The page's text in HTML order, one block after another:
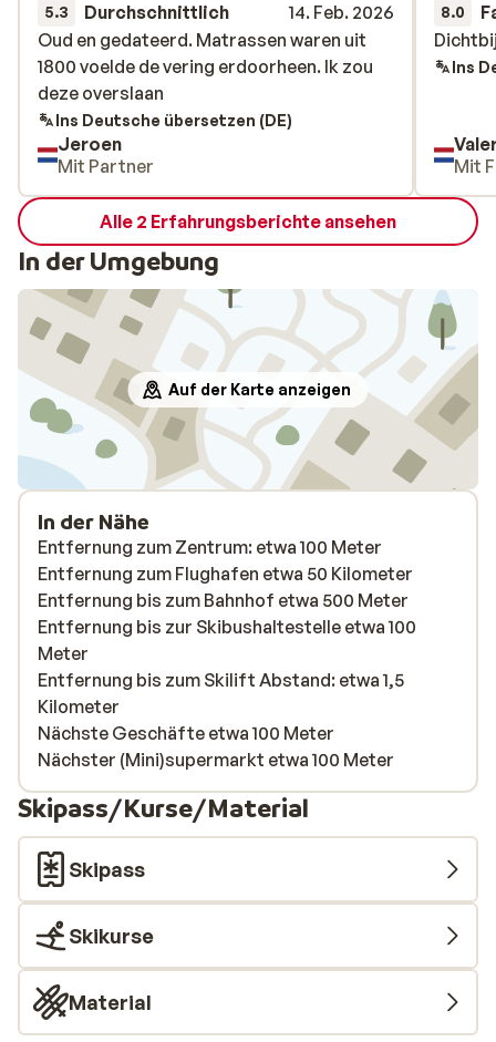
5.3 Durchschnittlich
14. Feb. 2026
Oud en gedateerd. Matrassen waren uit
1800 voelde de vering erdoorheen. Ik zou
deze overslaan
Oud en gedateerd. Matrassen waren uit
1800 voelde de vering erdoorheen. Ik zou
deze overslaan
Ins Deutsche übersetzen (DE)
Jeroen
Mit Partner
8.0
Ins
Mit
Alle 2 Erfahrungsberichte ansehen
In der Umgebung
Auf der Karte anzeigen
In der Nähe
Entfernung zum Zentrum: etwa 100 Meter
Entfernung zum Flughafen etwa 50 Kilometer
Entfernung bis zum Bahnhof etwa 500 Meter
Entfernung bis zur Skibushaltestelle etwa 100
Meter
Entfernung bis zum Skilift Abstand: etwa 1,5
Kilometer
Nächste Geschäfte etwa 100 Meter
Nächster (Mini)supermarkt etwa 100 Meter
Skipass/Kurse/Material
Skipass
Skikurse
Material